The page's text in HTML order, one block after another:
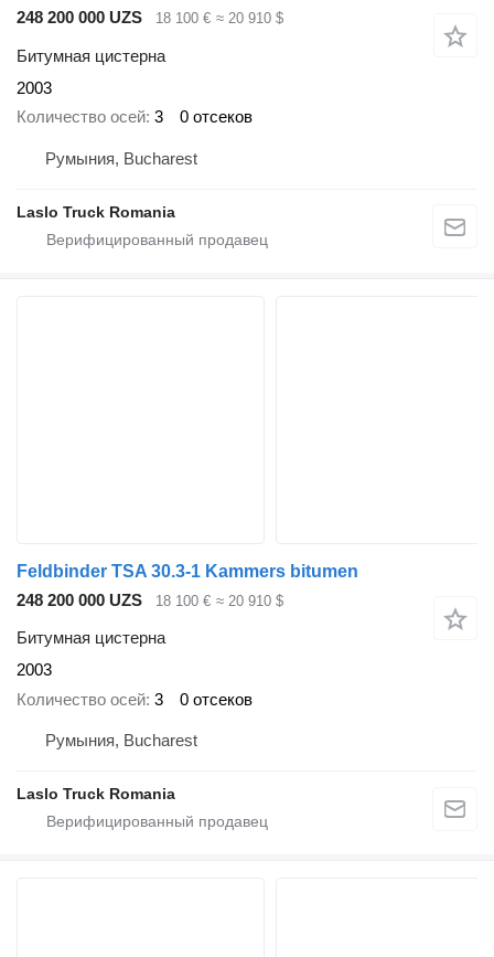
248 200 000 UZS 18 100 € ≈ 20 910 $
Битумная цистерна
2003
Количество осей 3 0 отсеков
Румыния, Bucharest
Laslo Truck Romania
Feldbinder TSA 30.3-1 Kammers bitumen
248 200 000 UZS
18 100 € ≈ 20 910 $
Битумная цистерна
2003
Количество осей 3 0 отсеков
Румыния, Bucharest
Laslo Truck Romania